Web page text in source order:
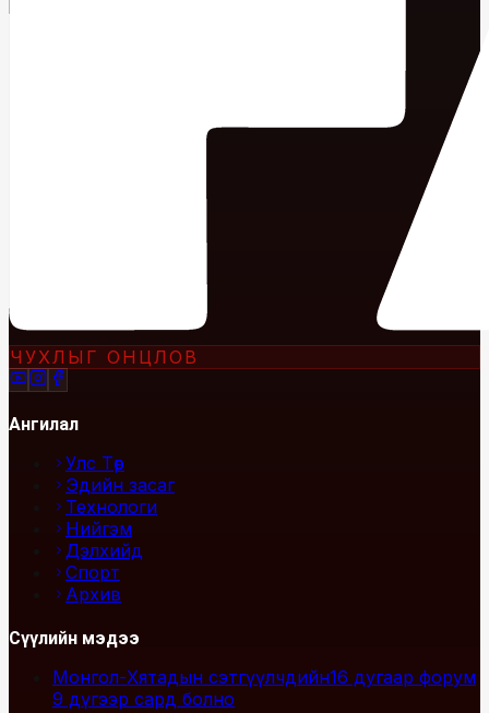
ЧУХЛЫГ ОНЦЛОВ
Ангилал
Улс Төр
Эдийн засаг
Технологи
Нийгэм
Дэлхийд
Спорт
Архив
Сүүлийн мэдээ
Монгол-Хятадын сэтгүүлчдийн16 дугаар форум
9 дүгээр сард болно